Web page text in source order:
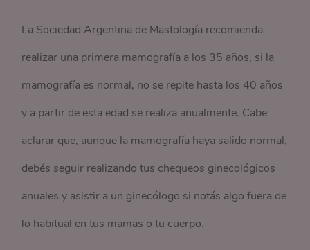
La Sociedad Argentina de Mastología recomienda
realizar una primera mamografía a los 35 años, si la
mamografía es normal, no se repite hasta los 40 años
y a partir de esta edad se realiza anualmente. Cabe
aclarar que, aunque la mamografía haya salido normal,
debés seguir realizando tus chequeos ginecológicos
anuales y asistir a un ginecólogo si notás algo fuera de
lo habitual en tus mamas o tu cuerpo.